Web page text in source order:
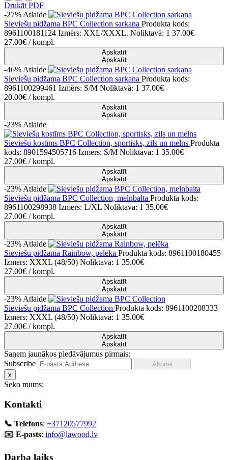
Drukāt PDF
-27% Atlaide
Sieviešu pidžama BPC Collection sarkana Produkta kods:
8961100181124 Izmērs: XXL/XXXL. Noliktavā: 1 37.00€
27.00€ / kompl.
Apskatīt
Apskatīt
-46% Atlaide
Sieviešu pidžama BPC Collection sarkana Produkta kods:
8961100299461 Izmērs: S/M Noliktavā: 1 37.00€
20.00€ / kompl.
Apskatīt
Apskatīt
-23% Atlaide
Sieviešu kostīms BPC Collection, sportisks, zils un melns Produkta
kods: 8901594505716 Izmērs: S/M Noliktavā: 1 35.00€
27.00€ / kompl.
Apskatīt
Apskatīt
-23% Atlaide
Sieviešu pidžama BPC Collection, melnbalta Produkta kods:
8961100298938 Izmērs: L/XL Noliktavā: 1 35.00€
27.00€ / kompl.
Apskatīt
Apskatīt
-23% Atlaide
Sieviešu pidžama Rainbow, pelēka Produkta kods: 8961100180455
Izmērs: XXXL (48/50) Noliktavā: 1 35.00€
27.00€ / kompl.
Apskatīt
Apskatīt
-23% Atlaide
Sieviešu pidžama BPC Collection Produkta kods: 8961100208333
Izmērs: XXXL (48/50) Noliktavā: 1 35.00€
27.00€ / kompl.
Apskatīt
Apskatīt
Saņem jaunākos piedāvājumus pirmais:
Subscribe
x
Seko mums:
Kontakti
📞 Telefons: +37120577992
✉️ E-pasts: info@lawood.lv
Darba laiks